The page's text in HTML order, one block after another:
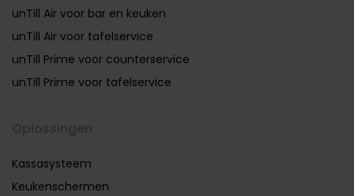
unTill Air voor bar en keuken
unTill Air voor tafelservice
unTill Prime voor counterservice
unTill Prime voor tafelservice
Kassasysteem
Keukenschermen